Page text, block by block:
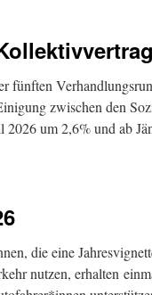
fünften
zwischen den
um 2,6% und ab
die eine
nutzen, erhalten